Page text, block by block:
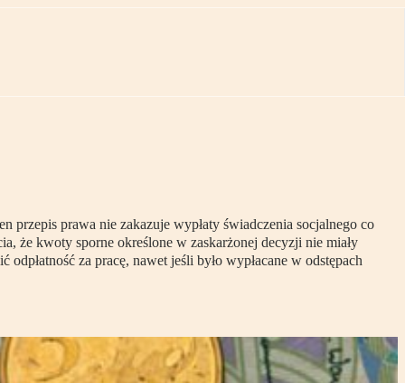
przepis prawa nie zakazuje wypłaty świadczenia socjalnego co
że kwoty sporne określone w zaskarżonej decyzji nie miały
za pracę, nawet jeśli było wypłacane w odstępach